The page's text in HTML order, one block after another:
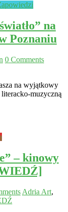
na
Poznaniu
0 Comments
na wyjątkowy
literacko-muzyczną
– kinowy
Adria Art,